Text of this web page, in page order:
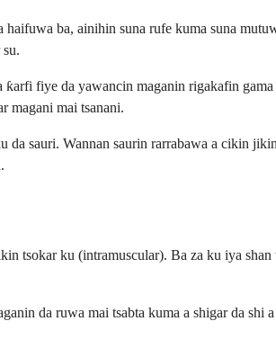
ba, ainihin suna rufe kuma suna
fiye da yawancin maganin rigakafin
magani mai tsanani.
sauri. Wannan saurin rarrabawa a cikin
tsokar ku (intramuscular). Ba za ku iya
da ruwa mai tsabta kuma a shigar da shi